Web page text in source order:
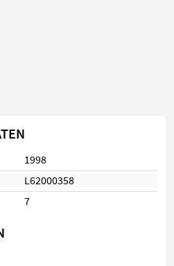
1998
L62000358
7